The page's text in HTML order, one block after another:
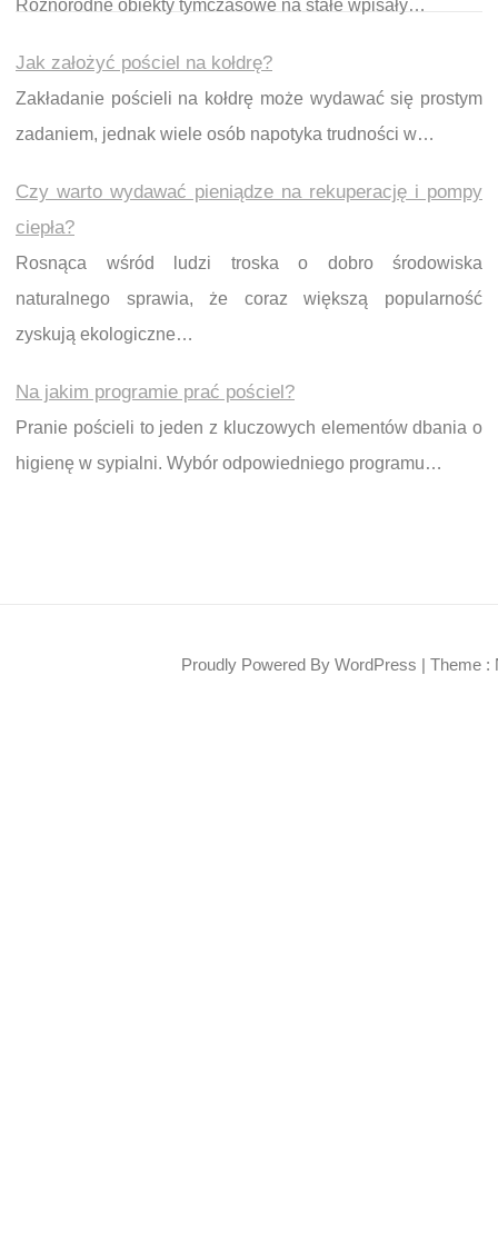
Różnorodne obiekty tymczasowe na stałe wpisały…
Jak założyć pościel na kołdrę?
Zakładanie pościeli na kołdrę może wydawać się prostym
zadaniem, jednak wiele osób napotyka trudności w…
Czy warto wydawać pieniądze na rekuperację i pompy
ciepła?
Rosnąca wśród ludzi troska o dobro środowiska
naturalnego sprawia, że coraz większą popularność
zyskują ekologiczne…
Na jakim programie prać pościel?
Pranie pościeli to jeden z kluczowych elementów dbania o
higienę w sypialni. Wybór odpowiedniego programu…
Proudly Powered By WordPress | Theme :